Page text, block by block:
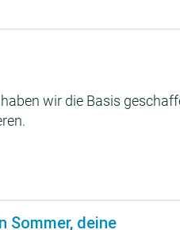
wir die Basis
Sommer, deine